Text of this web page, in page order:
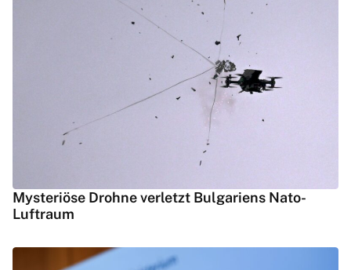
Mysteriöse Drohne verletzt Bulgariens Nato-
Luftraum